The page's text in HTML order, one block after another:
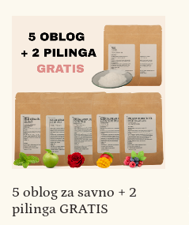
5 oblog za savno + 2
pilinga GRATIS